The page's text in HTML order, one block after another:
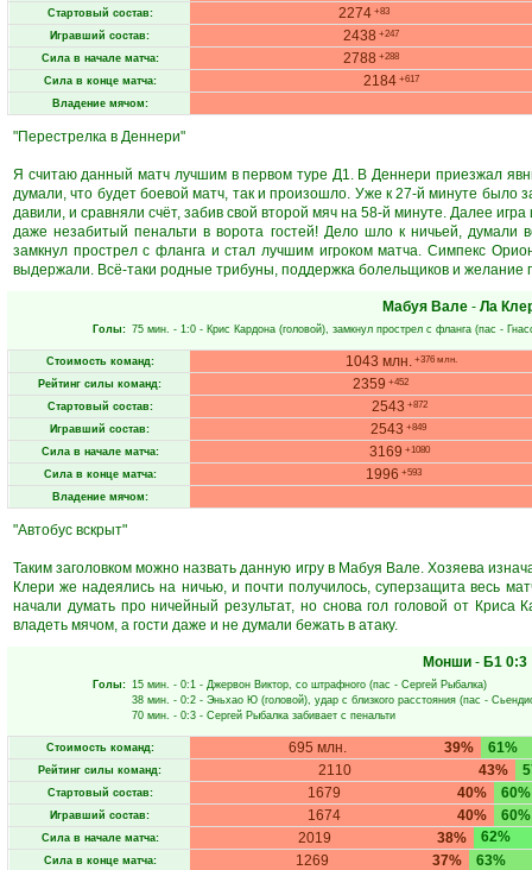
Стартовый состав: 2274 +83
Игравший состав: 2438 +247
Сила в начале матча: 2788 +288
Сила в конце матча: 2184 +617
Владение мячом:
"Перестрелка в Деннери"
Я считаю данный матч лучшим в первом туре Д1. В Деннери приезжал
думали, что будет боевой матч, так и произошло. Уже к 27-й минуте было
давили, и сравняли счёт, забив свой второй мяч на 58-й минуте. Далее
даже незабитый пенальти в ворота гостей! Дело шло к ничьей, думали
замкнул прострел с фланга и стал лучшим игроком матча. Симпекс
выдержали. Всё-таки родные трибуны, поддержка болельщиков и желание
Мабуя Вале- Ла
Голы: 75 мин. - 1:0 - Крис Кардона (головой), замкнул прострел с фланга (пас -
Стоимость команд: 1043 млн. +376 млн.
Рейтинг силы команд: 2359 +452
Стартовый состав: 2543 +872
Игравший состав: 2543 +849
Сила в начале матча: 3169 +1080
Сила в конце матча: 1996 +593
Владение мячом:
"Автобус вскрыт"
Таким заголовком можно назвать данную игру в Мабуя Вале. Хозяева
Клери же надеялись на ничью, и почти получилось, суперзащита весь
начали думать про ничейный результат, но снова гол головой от
владеть мячом, а гости даже и не думали бежать в атаку.
Монши - Б1 0:3
Голы: 15 мин. - 0:1 - Джервон Виктор, со штрафного (пас - Сергей Рыбалка)
38 мин. - 0:2 - Эньхао Ю (головой), удар с близкого расстояния (пас -
70 мин. - 0:3 - Сергей Рыбалка забивает с пенальти
Стоимость команд: 39%
695 млн. 61%
Рейтинг силы команд: 43%
2110
Стартовый состав: 40%
1679 60%
Игравший состав: 40%
1674 60%
Сила в начале матча: 38%
2019 62%
Сила в конце матча: 37%
1269 63%